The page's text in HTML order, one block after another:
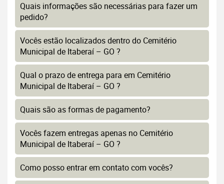
Quais informações são necessárias para fazer um
pedido?
Vocês estão localizados dentro do Cemitério
Municipal de Itaberaí – GO ?
Qual o prazo de entrega para em Cemitério
Municipal de Itaberaí – GO ?
Quais são as formas de pagamento?
Vocês fazem entregas apenas no Cemitério
Municipal de Itaberaí – GO ?
Como posso entrar em contato com vocês?